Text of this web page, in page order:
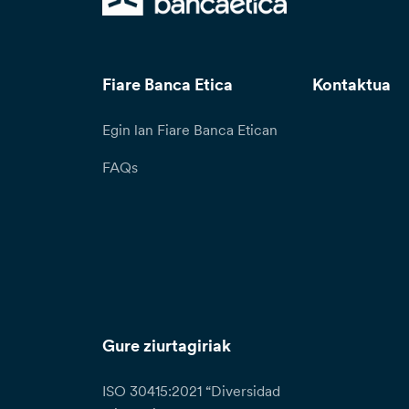
Fiare Banca Etica
Egin lan Fiare Banca Etican
FAQs
Kontaktua
Gure ziurtagiriak
ISO 30415:2021 “Diversidad